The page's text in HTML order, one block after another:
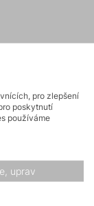
pro zlepšení
poskytnutí
používáme
uprav